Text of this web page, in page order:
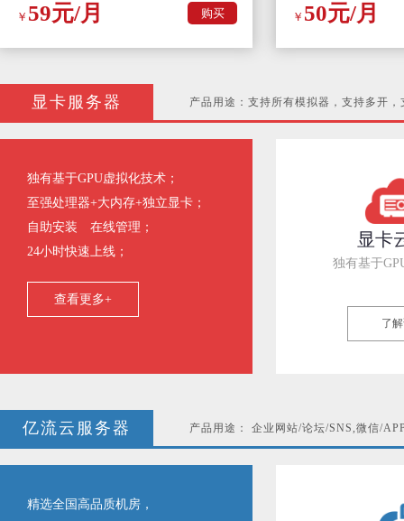
￥ 59元/月 购买 ￥ 50元/月
显卡服务器 产品用途：支持所有模拟器，支持多开
独有基于GPU虚拟化技术；
至强处理器+大内存+独立显卡；
自助安装 在线管理；
24小时快速上线；
查看更多+
显卡
独有基于
了
亿流云服务器 产品用途： 企业网站/论坛/SNS,微信/
精选全国高品质机房，